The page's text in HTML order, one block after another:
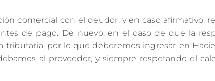
comercial con el deudor, y en caso afirmativo,
de pago. De nuevo, en el caso de que la
por lo que deberemos ingresar en
al proveedor, y siempre respetando el